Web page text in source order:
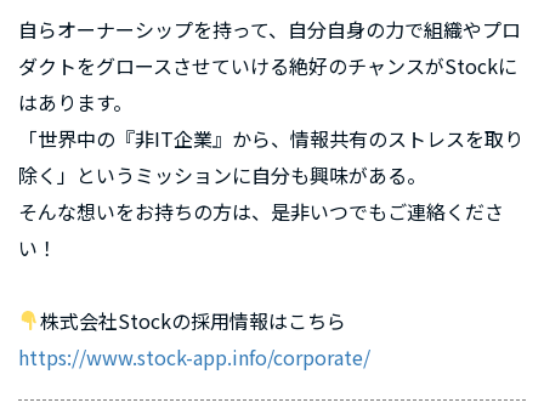
自らオーナーシップを持って、自分自身の力で組織やプロ
ダクトをグロースさせていける絶好のチャンスがStockに
はあります。
「世界中の『非IT企業』から、情報共有のストレスを取り
除く」というミッションに自分も興味がある。
そんな想いをお持ちの方は、是非いつでもご連絡くださ
い！
株式会社Stockの採用情報はこちら
https://www.stock-app.info/corporate/